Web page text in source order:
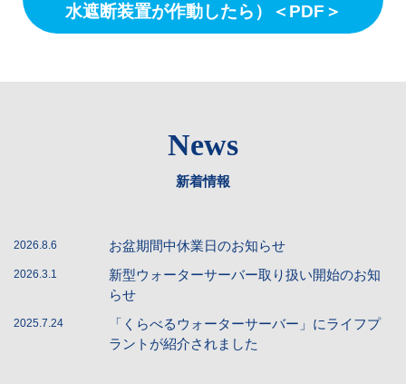
水遮断装置が作動したら）＜PDF＞
News
新着情報
2026.8.6 お盆期間中休業日のお知らせ
2026.3.1
新型ウォーターサーバー取り扱い開始のお知
らせ
2025.7.24
「くらべるウォーターサーバー」にライフプ
ラントが紹介されました